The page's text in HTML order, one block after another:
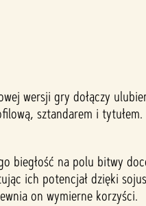
wersji gry dołączy
sztandarem i
biegłość na polu bitwy
ich potencjał dzięki
on wymierne korzyści.